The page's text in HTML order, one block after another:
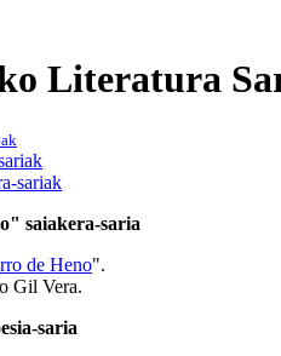
Literatura
sariak
saiakera-saria
de Heno".
Gil Vera.
saria